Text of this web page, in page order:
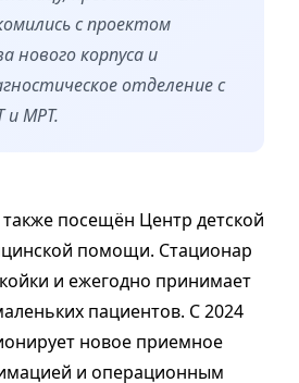
с проектом
нового корпуса и
отделение с
и МРТ.
посещён Центр детской
помощи. Стационар
и ежегодно принимает
пациентов. С 2024
новое приемное
и операционным